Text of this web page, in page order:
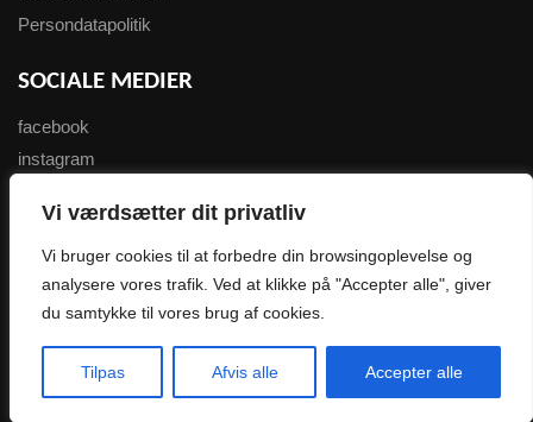
Vi værdsætter dit privatliv
Vi bruger cookies til at forbedre din browsingoplevelse og
analysere vores trafik. Ved at klikke på "Accepter alle", giver
du samtykke til vores brug af cookies.
Tilpas Afvis alle Accepter alle
Persondatapolitik
SOCIALE MEDIER
facebook
instagram
NYHEDSBREV
Copyright 2007-2023 wondersport.dk